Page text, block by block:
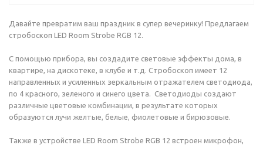
Давайте превратим ваш праздник в супер вечеринку! Предлагаем
стробоскоп LED Room Strobe RGB 12.
С помощью прибора, вы создадите световые эффекты дома, в
квартире, на дискотеке, в клубе и т.д. Стробоскоп имеет 12
направленных и усиленных зеркальным отражателем светодиода,
по 4 красного, зеленого и синего цвета. Светодиоды создают
различные цветовые комбинации, в результате которых
образуются лучи желтые, белые, фиолетовые и бирюзовые.
Также в устройстве LED Room Strobe RGB 12 встроен микрофон,